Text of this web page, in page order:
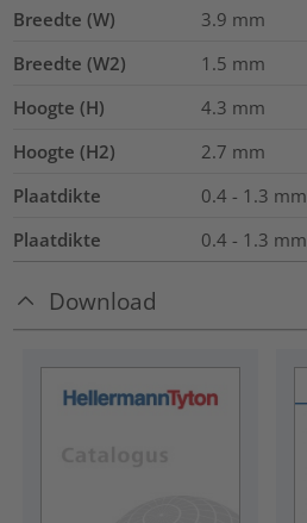
Breedte (W) 3.9 mm
Breedte (W2)
1.5 mm
Hoogte (H)
4.3 mm
Hoogte (H2)
2.7 mm
Plaatdikte
0.4 - 1.3 mm
Plaatdikte
0.4 - 1.3 mm
Download